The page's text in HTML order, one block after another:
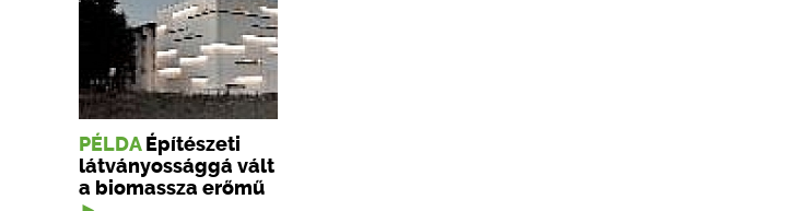
PÉLDA Építészeti
látványossággá vált
a biomassza erőmű